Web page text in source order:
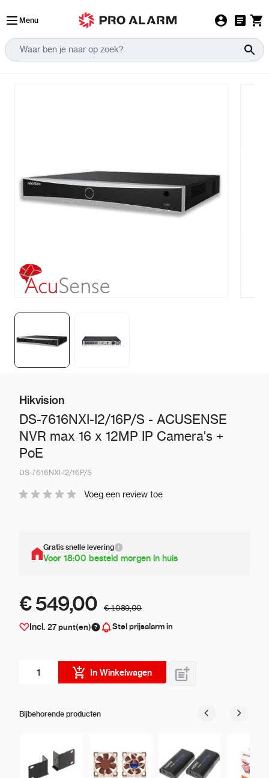
Menu
Hikvision
DS-7616NXI-I2/16P/S - ACUSENSE
NVR max 16 x 12MP IP Camera's +
PoE
DS-7616NXI-I2/16P/S
Voeg een review toe
Gratis snelle levering
Voor 18:00 besteld morgen in huis
€ 549,00 € 1.089,00
Incl. 27punt(en) Stel prijsalarm in
In Winkelwagen
Bijbehorende producten